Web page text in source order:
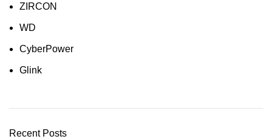
ZIRCON
WD
CyberPower
Glink
Recent Posts